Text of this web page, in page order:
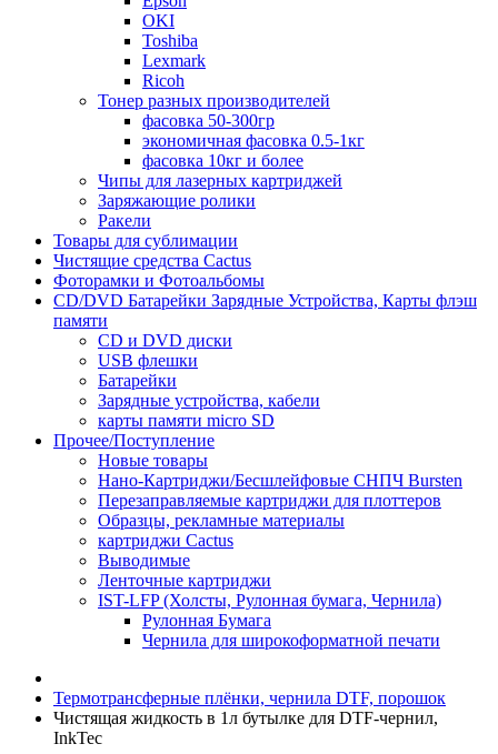
OKI
Toshiba
Lexmark
Ricoh
Тонер разных производителей
фасовка 50-300гр
экономичная фасовка 0.5-1кг
фасовка 10кг и более
Чипы для лазерных картриджей
Заряжающие ролики
Ракели
Товары для сублимации
Чистящие средства Cactus
Фоторамки и Фотоальбомы
CD/DVD Батарейки Зарядные Устройства, Карты флэш
памяти
CD и DVD диски
USB флешки
Батарейки
Зарядные устройства, кабели
карты памяти micro SD
Прочее/Поступление
Новые товары
Нано-Картриджи/Бесшлейфовые СНПЧ Bursten
Перезаправляемые картриджи для плоттеров
Образцы, рекламные материалы
картриджи Cactus
Выводимые
Ленточные картриджи
IST-LFP (Холсты, Рулонная бумага, Чернила)
Рулонная Бумага
Чернила для широкоформатной печати
Термотрансферные плёнки, чернила DTF, порошок
Чистящая жидкость в 1л бутылке для DTF-чернил,
InkTec